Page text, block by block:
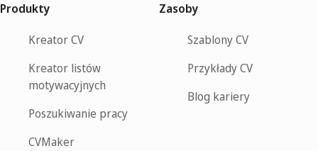
Produkty
Kreator CV
Kreator listów
motywacyjnych
Poszukiwanie pracy
CVMaker
Zasoby
Szablony CV
Przykłady CV
Blog kariery